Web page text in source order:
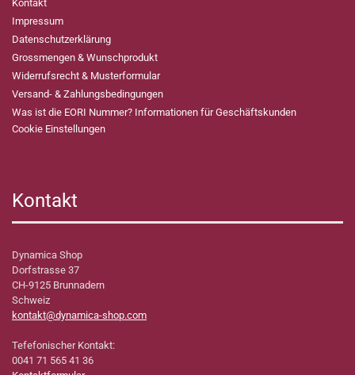
Kontakt
Impressum
Datenschutzerklärung
Grossmengen & Wunschprodukt
Widerrufsrecht & Musterformular
Versand- & Zahlungsbedingungen
Was ist die EORI Nummer? Informationen für Geschäftskunden
Cookie Einstellungen
Kontakt
Dynamica Shop
Dorfstrasse 37
CH-9125 Brunnadern
Schweiz
kontakt@dynamica-shop.com
Tefefonischer Kontakt:
0041 71 565 41 36